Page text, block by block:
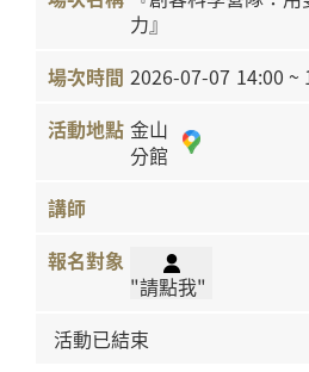
力』
2026-07-07 14:00 ~
金山
分館
"請點我"
活動已結束